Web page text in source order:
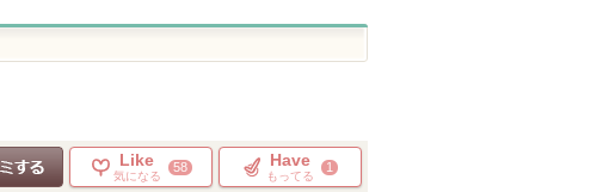
Like
気になる
58 Have
もってる
1